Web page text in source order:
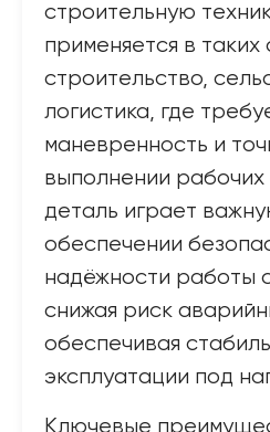
строительную
применяется в таких
строительство,
логистика, где
маневренность и
выполнении
деталь играет
обеспечении
надёжности работы
снижая риск
обеспечивая
эксплуатации под
Ключевые